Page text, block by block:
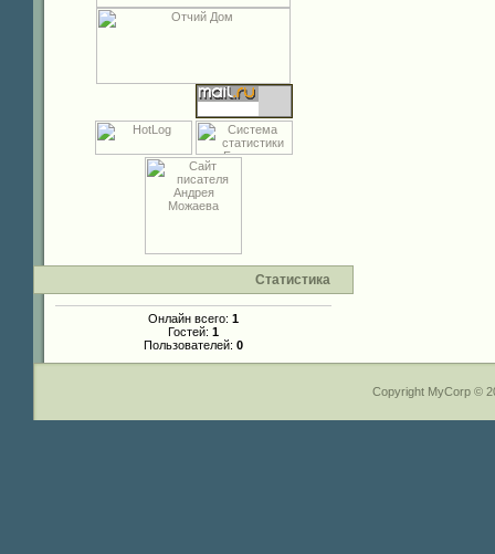
Статистика
Онлайн всего: 1
Гостей: 1
Пользователей: 0
Copyright MyCorp ©